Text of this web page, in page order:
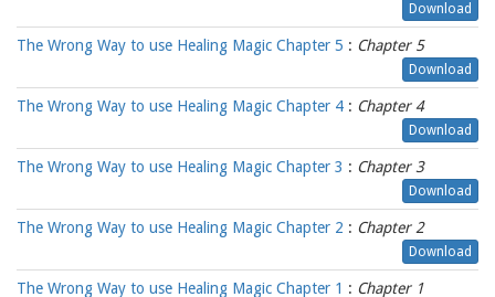
Download
The Wrong Way to use Healing Magic Chapter 5 : Chapter 5
Download
The Wrong Way to use Healing Magic Chapter 4 : Chapter 4
Download
The Wrong Way to use Healing Magic Chapter 3 : Chapter 3
Download
The Wrong Way to use Healing Magic Chapter 2 : Chapter 2
Download
The Wrong Way to use Healing Magic Chapter 1 : Chapter 1